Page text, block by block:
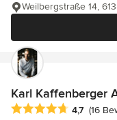
Weilbergstraße 14,
Karl Kaffenberger
Durchschnittliche
4,7 (16